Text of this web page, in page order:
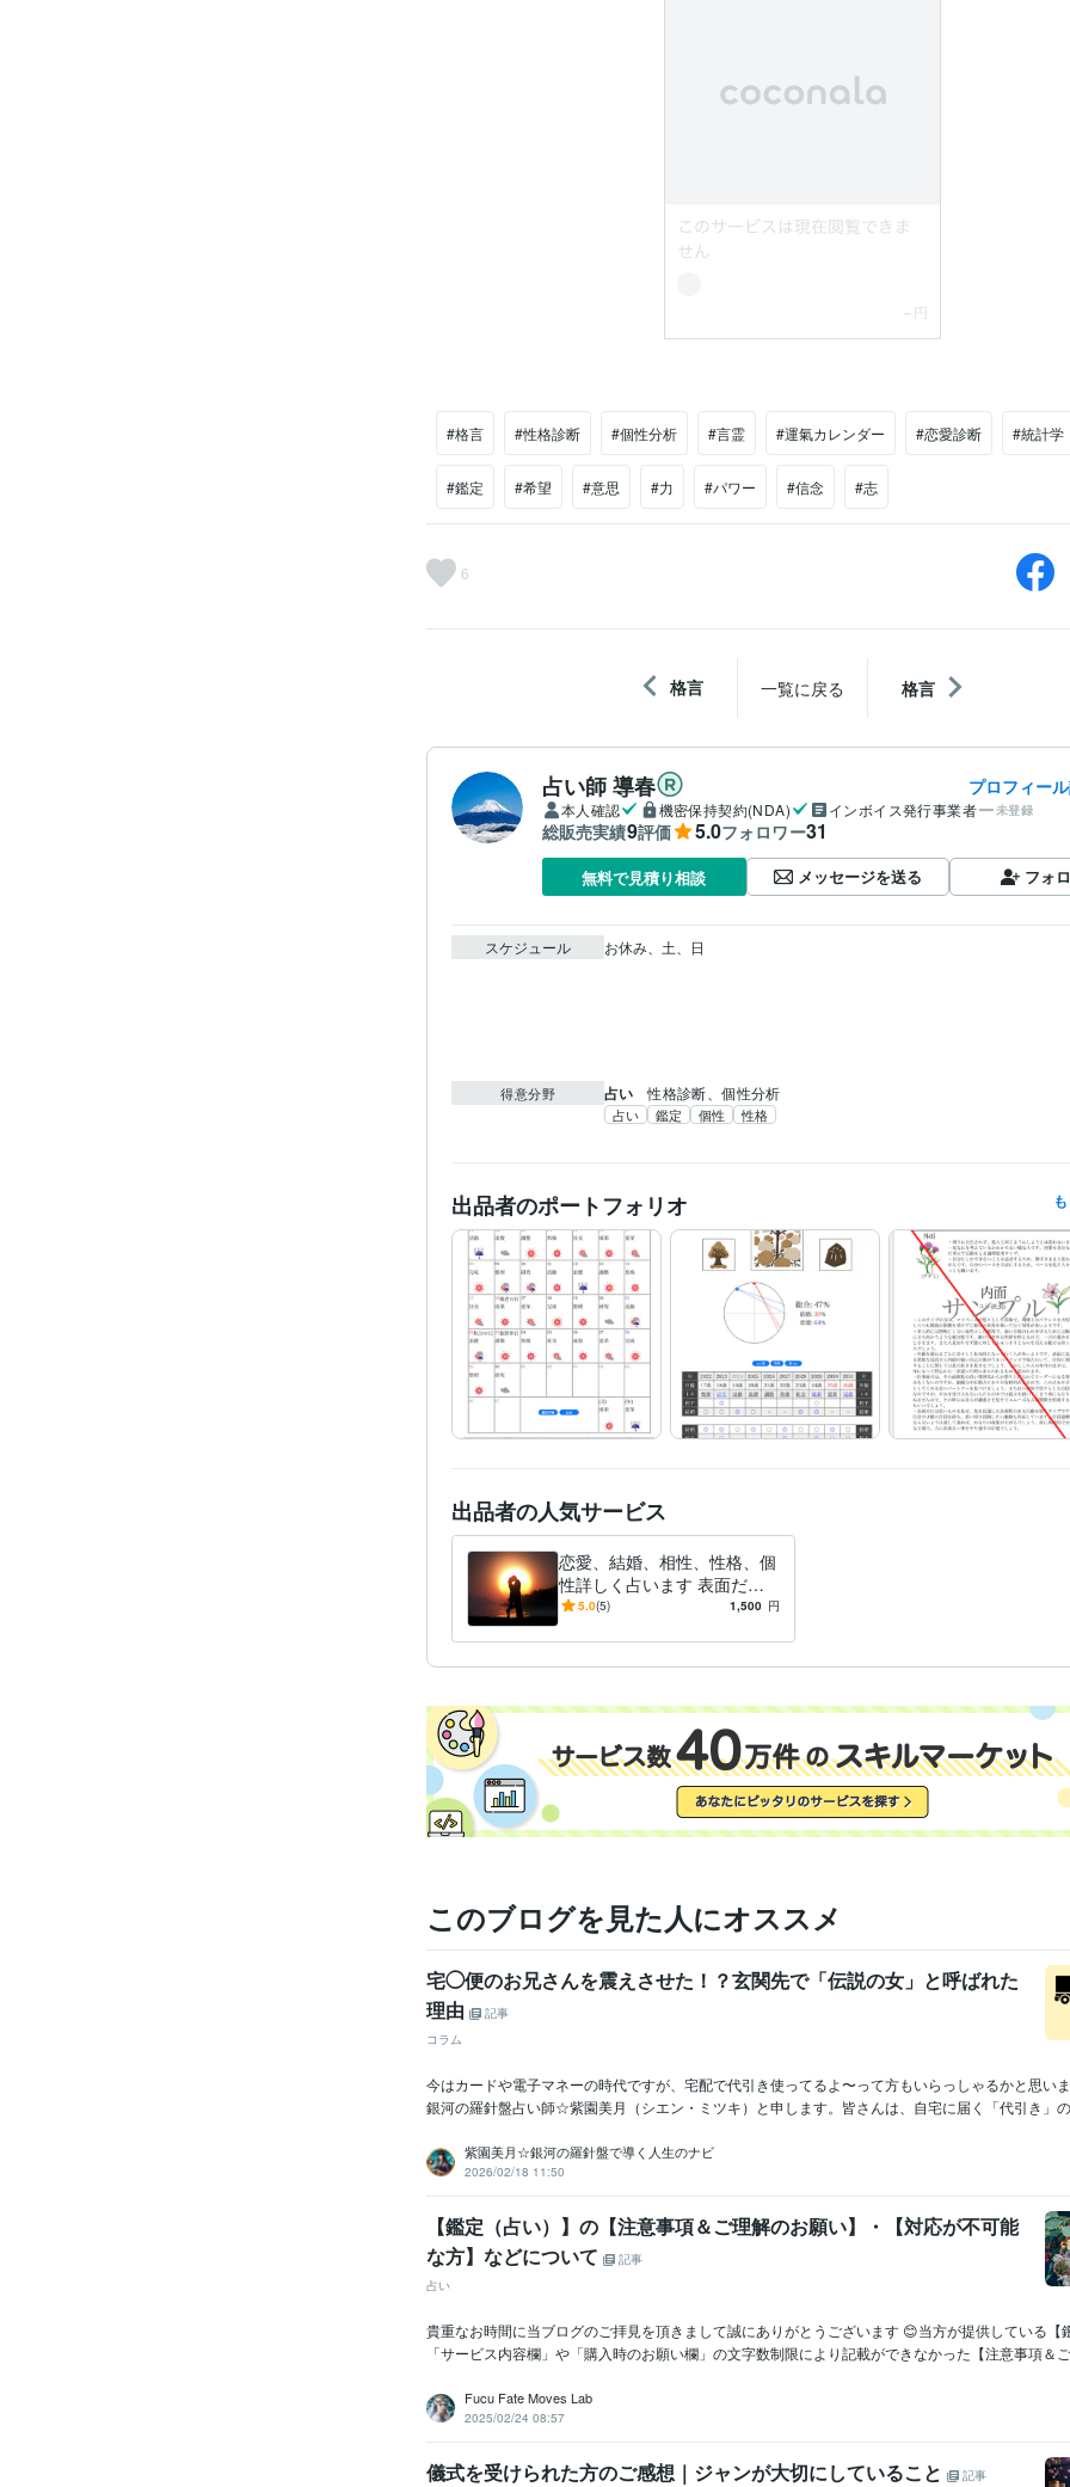
#格言 #性格診断 #個性分析 #言霊 #運氣カレンダー #恋愛診断 #統計学
#鑑定 #希望 #意思 #力 #パワー #信念 #志
6
格言 一覧に戻る 格言
占い師 導春 プロフィー
本人確認 機密保持契約(NDA) インボイス発行事業者 未登録
総販売実績9評価 5.0フォロワー31
無料で見積り相談 メッセージを送る フォ
スケジュール お休み、土、日
得意分野 占い 性格診断、個性分析
占い 鑑定 個性 性格
出品者のポートフォリオ
出品者の人気サービス
恋愛、結婚、相性、性格、個
性詳しく占います 表面だけ
ではわからない本当の自分自
5.0(5) 1,500 円
このブログを見た人にオススメ
宅◯便のお兄さんを震えさせた！？玄関先で「伝説の女」と呼ばれた
理由
記事
コラム
今はカードや電子マネーの時代ですが、宅配で代引き使ってるよ〜って方もいらっしゃるかと思い
銀河の羅針盤占い師☆紫園美月（シエン・ミツキ）と申します。皆さんは、自宅に届く「代引き」
紫園美月☆銀河の羅針盤で導く人生のナビ
2026/02/18 11:50
【鑑定（占い）】の【注意事項＆ご理解のお願い】・【対応が不可能
な方】などについて
記事
占い
貴重なお時間に当ブログのご拝見を頂きまして誠にありがとうございます 😊当方が提供している【
「サービス内容欄」や「購入時のお願い欄」の文字数制限により記載ができなかった【注意事項＆
Fucu Fate Moves Lab
2025/02/24 08:57
儀式を受けられた方のご感想｜ジャンが大切にしていること 記事